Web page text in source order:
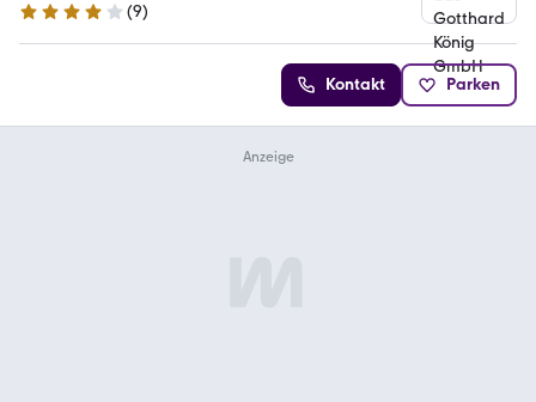
4 Sterne
(9)
Kontakt Parken